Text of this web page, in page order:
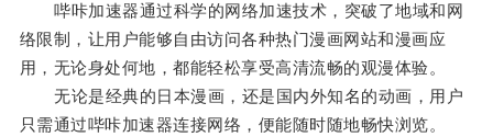
哔咔加速器通过科学的网络加速技术，突破了地域和网
络限制，让用户能够自由访问各种热门漫画网站和漫画应
用，无论身处何地，都能轻松享受高清流畅的观漫体验。
无论是经典的日本漫画，还是国内外知名的动画，用户
只需通过哔咔加速器连接网络，便能随时随地畅快浏览。